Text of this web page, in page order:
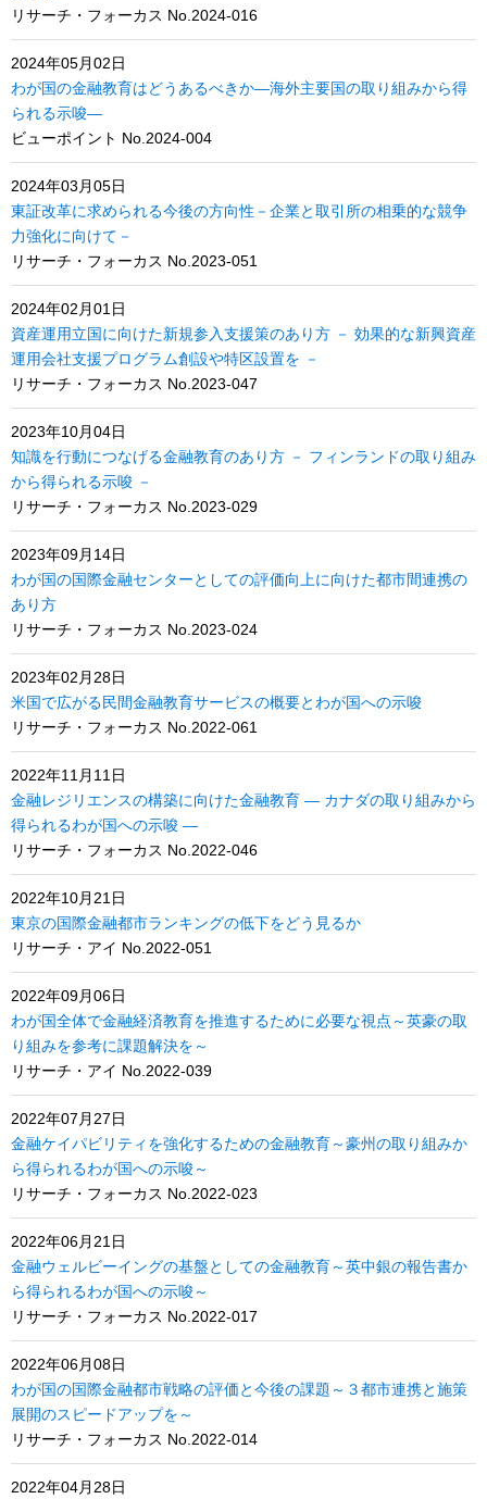
リサーチ・フォーカス No.2024-016
2024年05月02日
わが国の金融教育はどうあるべきか―海外主要国の取り組みから得
られる示唆―
ビューポイント No.2024-004
2024年03月05日
東証改革に求められる今後の方向性－企業と取引所の相乗的な競争
力強化に向けて－
リサーチ・フォーカス No.2023-051
2024年02月01日
資産運用立国に向けた新規参入支援策のあり方 － 効果的な新興資産
運用会社支援プログラム創設や特区設置を －
リサーチ・フォーカス No.2023-047
2023年10月04日
知識を行動につなげる金融教育のあり方 － フィンランドの取り組み
から得られる示唆 －
リサーチ・フォーカス No.2023-029
2023年09月14日
わが国の国際金融センターとしての評価向上に向けた都市間連携の
あり方
リサーチ・フォーカス No.2023-024
2023年02月28日
米国で広がる民間金融教育サービスの概要とわが国への示唆
リサーチ・フォーカス No.2022-061
2022年11月11日
金融レジリエンスの構築に向けた金融教育 ― カナダの取り組みから
得られるわが国への示唆 ―
リサーチ・フォーカス No.2022-046
2022年10月21日
東京の国際金融都市ランキングの低下をどう見るか
リサーチ・アイ No.2022-051
2022年09月06日
わが国全体で金融経済教育を推進するために必要な視点～英豪の取
り組みを参考に課題解決を～
リサーチ・アイ No.2022-039
2022年07月27日
金融ケイパビリティを強化するための金融教育～豪州の取り組みか
ら得られるわが国への示唆～
リサーチ・フォーカス No.2022-023
2022年06月21日
金融ウェルビーイングの基盤としての金融教育～英中銀の報告書か
ら得られるわが国への示唆～
リサーチ・フォーカス No.2022-017
2022年06月08日
わが国の国際金融都市戦略の評価と今後の課題～３都市連携と施策
展開のスピードアップを～
リサーチ・フォーカス No.2022-014
2022年04月28日